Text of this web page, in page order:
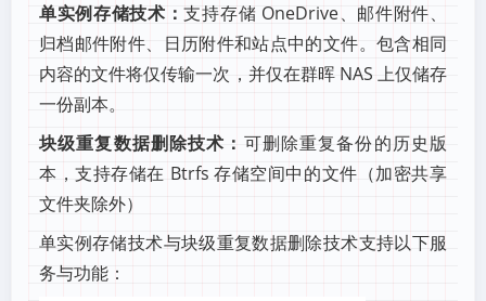
单实例存储技术：支持存储 OneDrive、邮件附件、
归档邮件附件、日历附件和站点中的文件。包含相同
内容的文件将仅传输一次，并仅在群晖 NAS 上仅储存
一份副本。
块级重复数据删除技术： 可删除重复备份的历史版
本，支持存储在 Btrfs 存储空间中的文件（加密共享
文件夹除外）
单实例存储技术与块级重复数据删除技术支持以下服
务与功能：